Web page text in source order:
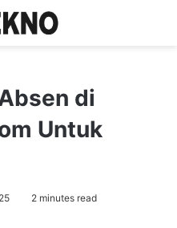
di
Untuk
2 minutes read